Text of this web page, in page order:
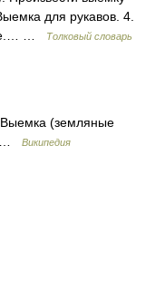
для рукавов. 4.
…
Толковый словарь
(земляные
…
Википедия